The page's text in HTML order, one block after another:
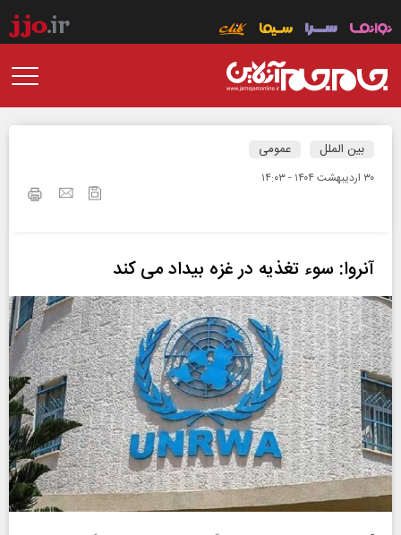
بین الملل عمومی
۳۰ ارديبهشت ۱۴۰۴ - ۱۴:۰۳
آنروا: سوء تغذیه در غزه بیداد می کند